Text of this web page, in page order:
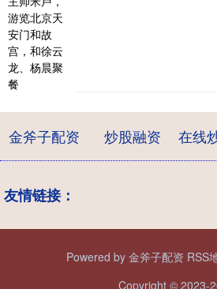
金斧子配资 炒股融资 在线
友情链接：
Powered by 金斧子配资 RSS
Copyright © 2023-